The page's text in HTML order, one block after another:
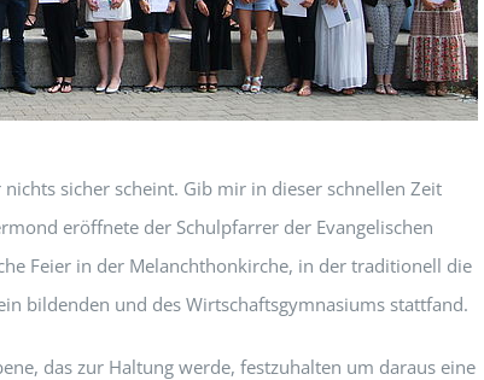
sicher scheint. Gib mir in dieser schnellen Zeit
eröffnete der Schulpfarrer der Evangelischen
Feier in der Melanchthonkirche, in der traditionell die
bildenden und des Wirtschaftsgymnasiums stattfand.
das zur Haltung werde, festzuhalten um daraus eine